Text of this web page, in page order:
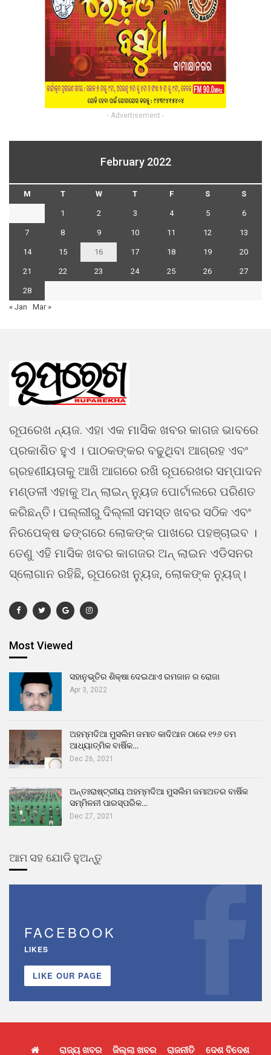
- Advertisement -
February 2022
M T W T F S S
1 2 3 4 5 6
7 8 9 10 11 12 13
14 15 16 17 18 19 20
21 22 23 24 25 26 27
28
« Jan
Mar »
ରୂପରେଖ ନ୍ୟଜ. ଏହା ଏକ ମାସିକ ଖବର କାଗଜ ଭାବରେ
ପ୍ରକାଶିତ ହୁଏ । ପାଠକଙ୍କର ବଢୁଥିବା ଆଗ୍ରହ ଏବଂ
ଗ୍ରହଣୀୟତାକୁ ଆଖି ଆଗରେ ରଖି ରୂପରେଖର ସମ୍ପାଦନ
ମଣ୍ଡଳୀ ଏହାକୁ ଅନ୍ ଲାଇନ୍ ନ୍ୟୁଜ ପୋର୍ଟାଲରେ ପରିଣତ
କରିଛନ୍ତି। ପଲ୍ଲୀରୁ ଦିଲ୍ଲୀ ସମସ୍ତ ଖବର ସଠିକ ଏବଂ
ନିରପେକ୍ଷ ଢଙ୍ଗରେ ଲୋକଙ୍କ ପାଖରେ ପହଞ୍ଚାଇବ ।
ତେଣୁ ଏହି ମାସିକ ଖବର କାଗଜର ଅନ୍ ଲାଇନ ଏଡିସନର
ସ୍ଲୋଗାନ ରହିଛି, ରୂପରେଖ ନ୍ୟୁଜ, ଲୋକଙ୍କ ନ୍ୟୁଜ୍।
Most Viewed
ସହାନୁଭୂତିର ଶିକ୍ଷା ଦେଇଥାଏ ରମଜାନ ର ରୋଜା
Apr 3, 2022
ଅହମ୍ମଦିଆ ମୁସଲିମ ଜମାତ କାଦିଆନ ଠାରେ ୧୨୬ ତମ
ଆଧ୍ୟାତ୍ମିକ ବାର୍ଷିକ…
Dec 26, 2021
ଅନ୍ତଃରାଷ୍ଟ୍ରୀୟ ଅହମ୍ମଦିଆ ମୁସଲିମ ଜମାଅତର ବାର୍ଷିକ
ସମ୍ମିଳନୀ ପାରସ୍ପରିକ…
Dec 27, 2021
ଆମ ସହ ଯୋଡି ହୁଅନ୍ତୁ
FACEBOOK
LIKES
LIKE OUR PAGE
ରାଜ୍ୟ ଖବର ଜିଲ୍ଲା ଖବର ରାଜନୀତି ଦେଶ ବିଦେଶ